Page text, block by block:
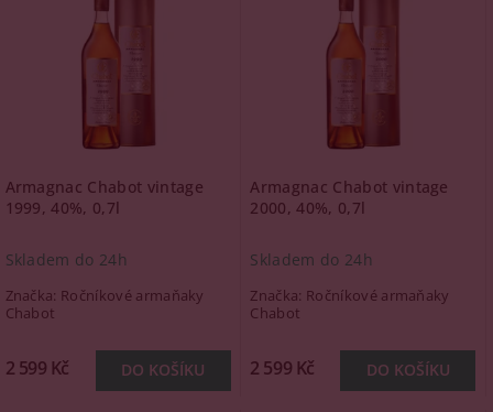
Armagnac Chabot vintage
1999, 40%, 0,7l
Skladem do 24h
Značka: Ročníkové armaňaky
Chabot
2 599 Kč
Armagnac Chabot vintage
2000, 40%, 0,7l
Skladem do 24h
Značka: Ročníkové armaňaky
Chabot
2 599 Kč